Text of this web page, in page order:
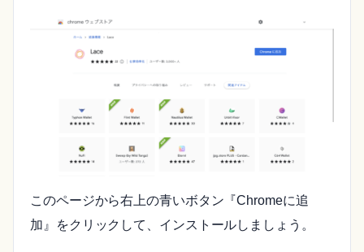
このページから右上の青いボタン『Chromeに追
加』をクリックして、インストールしましょう。